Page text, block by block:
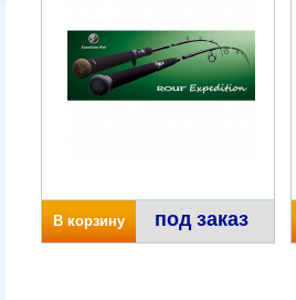
В корзину под заказ